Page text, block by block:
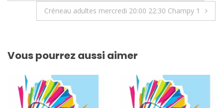
Créneau adultes mercredi 20:00 22:30 Champy 1
Vous pourrez aussi aimer